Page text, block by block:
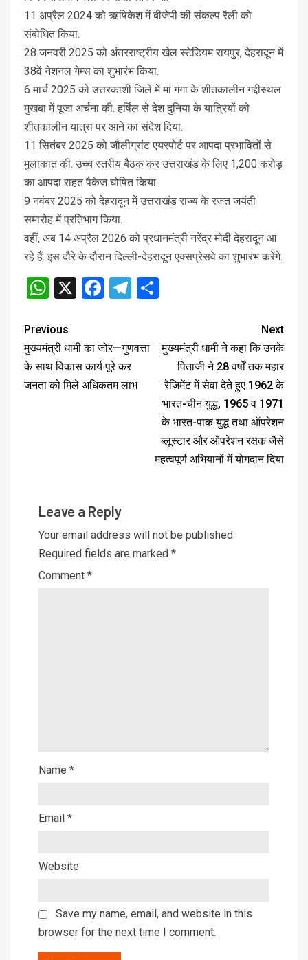
11 अप्रैल 2024 को ऋषिकेश में बीजेपी की संकल्प रैली को
संबोधित किया.
28 जनवरी 2025 को अंतरराष्ट्रीय खेल स्टेडियम रायपुर, देहरादून में
38वें नेशनल गेम्स का शुभारंभ किया.
6 मार्च 2025 को उत्तरकाशी जिले में मां गंगा के शीतकालीन गद्दीस्थल
मुखबा में पूजा अर्चना की. हर्षिल से देश दुनिया के यात्रियों को
शीतकालीन यात्रा पर आने का संदेश दिया.
11 सितंबर 2025 को जौलीग्रांट एयरपोर्ट पर आपदा प्रभावितों से
मुलाकात की. उच्च स्तरीय बैठक कर उत्तराखंड के लिए 1,200 करोड़
का आपदा राहत पैकेज घोषित किया.
9 नवंबर 2025 को देहरादून में उत्तराखंड राज्य के रजत जयंती
समारोह में प्रतिभाग किया.
वहीं, अब 14 अप्रैल 2026 को प्रधानमंत्री नरेंद्र मोदी देहरादून आ
रहे हैं. इस दौरे के दौरान दिल्ली-देहरादून एक्सप्रेसवे का शुभारंभ करेंगे.
WhatsApp
X Facebook
Telegram
Previous
मुख्यमंत्री धामी का जोर—गुणवत्ता
के साथ विकास कार्य पूरे कर
जनता को मिले अधिकतम लाभ
Next
मुख्यमंत्री धामी ने कहा कि उनके
पिताजी ने 28 वर्षों तक महार
रेजिमेंट में सेवा देते हुए 1962 के
भारत-चीन युद्ध, 1965 व 1971
के भारत-पाक युद्ध तथा ऑपरेशन
ब्लूस्टार और ऑपरेशन रक्षक जैसे
महत्वपूर्ण अभियानों में योगदान दिया
Leave a Reply
Your email address will not be published.
Required fields are marked *
Comment *
Name *
Email *
Website
Save my name, email, and website in this
browser for the next time I comment.